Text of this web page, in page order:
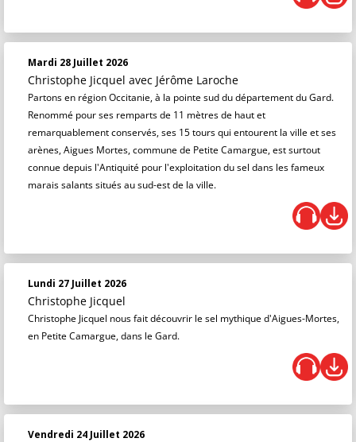
Mardi 28 Juillet 2026
Christophe Jicquel avec Jérôme Laroche
Partons en région Occitanie, à la pointe sud du département du Gard.
Renommé pour ses remparts de 11 mètres de haut et
remarquablement conservés, ses 15 tours qui entourent la ville et ses
arènes, Aigues Mortes, commune de Petite Camargue, est surtout
connue depuis l'Antiquité pour l'exploitation du sel dans les fameux
marais salants situés au sud-est de la ville.
Lundi 27 Juillet 2026
Christophe Jicquel
Christophe Jicquel nous fait découvrir le sel mythique d'Aigues-Mortes,
en Petite Camargue, dans le Gard.
Vendredi 24 Juillet 2026